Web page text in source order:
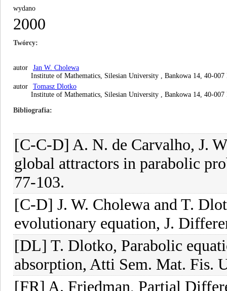
wydano
2000
Twórcy
autor
Jan W. Cholewa
Institute of Mathematics, Silesian University , Bankowa 14, 40-007
autor
Tomasz Dlotko
Institute of Mathematics, Silesian University , Bankowa 14, 40-007
Bibliografia
[C-C-D] A. N. de Carvalho, J.
global attractors in parabolic
77-103.
[C-D] J. W. Cholewa and T.
evolutionary equation, J.
[DL] T. Dlotko, Parabolic
absorption, Atti Sem. Mat. Fis.
[FR] A. Friedman, Partial